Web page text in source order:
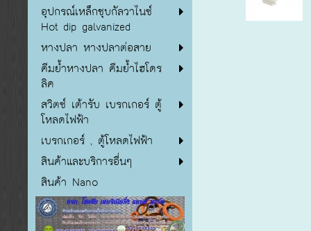
อุปกรณ์เหล็กชุบกัลวาไนซ์
Hot dip galvanized
หางปลา หางปลาต่อสาย
คีมย้ำหางปลา คีมย้ำไฮโดร
ลิค
สวิตซ์ เต้ารับ เบรกเกอร์ ตู้
โหลดไฟฟ้า
เบรกเกอร์ , ตู้โหลดไฟฟ้า
สินค้าและบริการอื่นๆ
สินค้า Nano